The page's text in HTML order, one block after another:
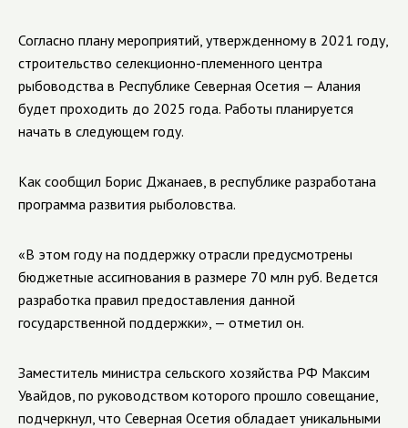
Согласно плану мероприятий, утвержденному в 2021 году,
строительство селекционно-племенного центра
рыбоводства в Республике Северная Осетия — Алания
будет проходить до 2025 года. Работы планируется
начать в следующем году.
Как сообщил Борис Джанаев, в республике разработана
программа развития рыболовства.
«В этом году на поддержку отрасли предусмотрены
бюджетные ассигнования в размере 70 млн руб. Ведется
разработка правил предоставления данной
государственной поддержки», — отметил он.
Заместитель министра сельского хозяйства РФ Максим
Увайдов, по руководством которого прошло совещание,
подчеркнул, что Северная Осетия обладает уникальными